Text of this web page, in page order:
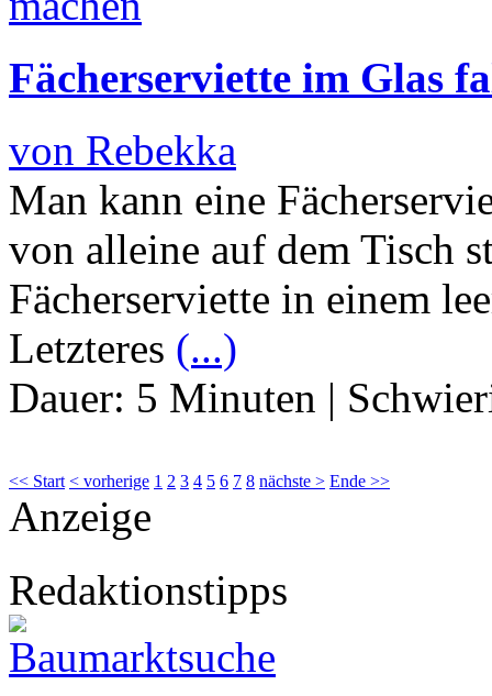
Fächerserviette im Glas
von Rebekka
Man kann eine
von alleine auf dem Tisch
Fächerserviette in einem
Letzteres (...)
Dauer: 5 Minuten |
<< Start < vorherige 1 2 3 4 5 6 7 8 nächste > Ende >>
Anzeige
Redaktionstipps